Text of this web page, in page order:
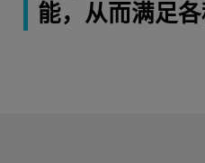
能，从而满足